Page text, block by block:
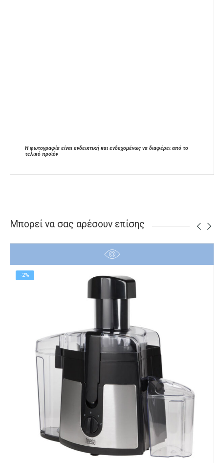
Η φωτογραφία είναι ενδεικτική και ενδεχομένως να διαφέρει από το
τελικό προϊόν
Μπορεί να σας αρέσουν επίσης
-2%